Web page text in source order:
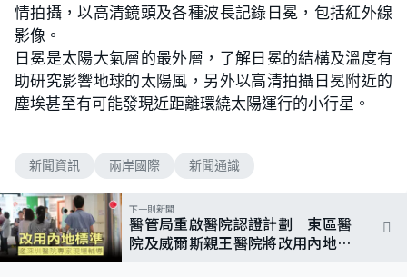
情拍攝，以高清鏡頭及各種波長記錄日冕，包括紅外線
影像。
日冕是太陽大氣層的最外層，了解日冕的結構及溫度有
助研究影響地球的太陽風，另外以高清拍攝日冕附近的
塵埃甚至有可能發現近距離環繞太陽運行的小行星。
新聞資訊 兩岸國際 新聞通識
下一則新聞
醫管局重啟醫院認證計劃 東區醫
院及威爾斯親王醫院將改用內地標